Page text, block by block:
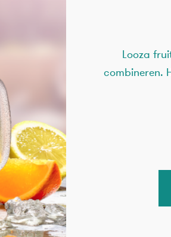
Looza
combineren.